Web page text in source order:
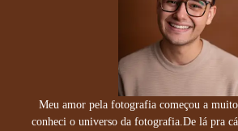
Meu amor pela fotografia começou a
conheci o universo da fotografia.De lá pra